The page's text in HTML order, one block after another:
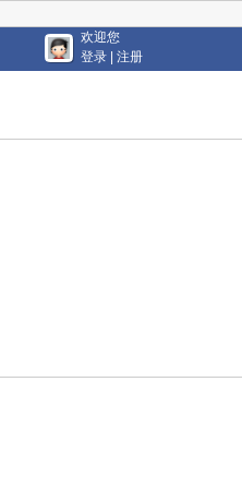
欢迎您
登录
注册